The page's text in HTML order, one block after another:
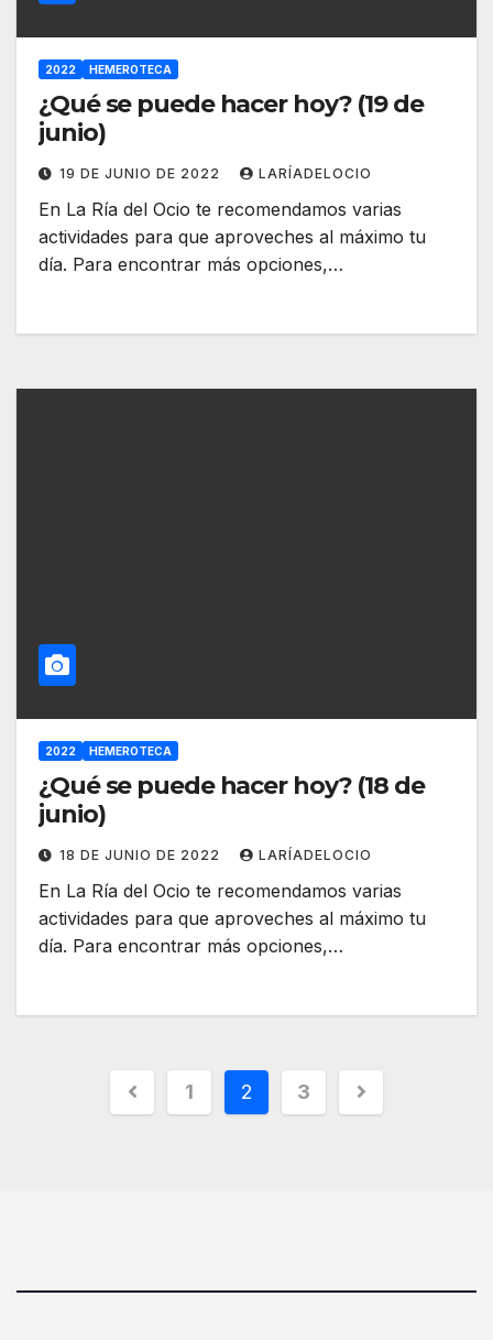
2022 HEMEROTECA
¿Qué se puede hacer hoy? (19 de
junio)
19 DE JUNIO DE 2022 LARÍADELOCIO
En La Ría del Ocio te recomendamos varias
actividades para que aproveches al máximo tu
día. Para encontrar más opciones,…
2022 HEMEROTECA
¿Qué se puede hacer hoy? (18 de
junio)
18 DE JUNIO DE 2022 LARÍADELOCIO
En La Ría del Ocio te recomendamos varias
actividades para que aproveches al máximo tu
día. Para encontrar más opciones,…
1 2 3